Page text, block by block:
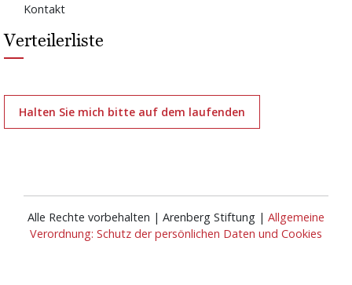
Kontakt
Verteilerliste
Halten Sie mich bitte auf dem laufenden
Alle Rechte vorbehalten | Arenberg Stiftung | Allgemeine
Verordnung: Schutz der persönlichen Daten und Cookies